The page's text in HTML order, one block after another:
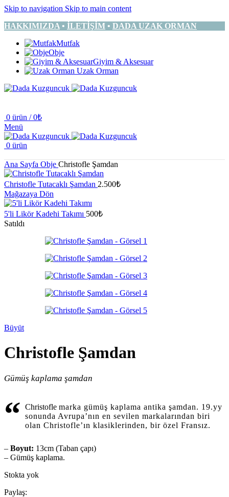
Skip to navigation Skip to main content
HAKKIMIZDA • İLETİŞİM • DADA UZAK ORMAN
Mutfak
Obje
Giyim & Aksesuar
Uzak Orman
0 ürün / 0₺
Menü
0 ürün
Ana Sayfa Obje Christofle Şamdan
Christofle Tutacaklı Şamdan 2.500₺
Mağazaya Dön
5'li Likör Kadehi Takımı 500₺
Satıldı
Büyüt
Christofle Şamdan
Gümüş kaplama şamdan
“ Christofle marka gümüş kaplama antika şamdan. 19.yy
sonunda Avrupa’nın en sevilen markalarından biri
olan Christofle’ın klasiklerinden, bir özel Fransız.
– Boyut: 13cm (Taban çapı)
– Gümüş kaplama.
Stokta yok
Paylaş: